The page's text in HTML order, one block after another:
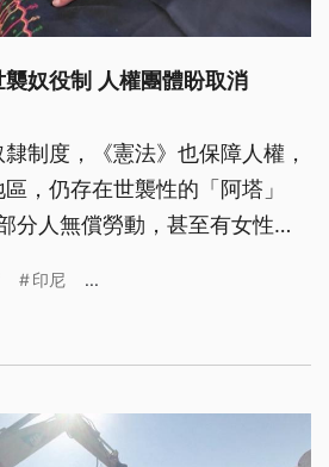
奴役制 人權團體盼取消
制度，《憲法》也保障人權，
，仍存在世襲性的「阿塔」
分人無償勞動，甚至有女性遭
傳統貴族手中，改革進展緩
歷史枷鎖，仍是印尼面臨的挑
印尼 ...